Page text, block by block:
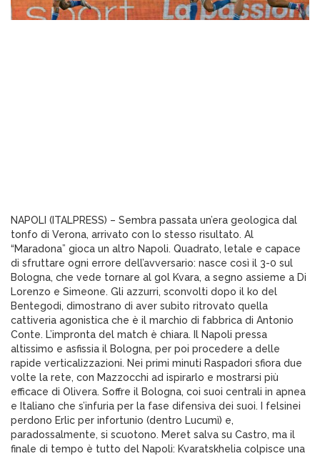
NAPOLI (ITALPRESS) – Sembra passata un’era geologica dal
tonfo di Verona, arrivato con lo stesso risultato. Al
“Maradona” gioca un altro Napoli. Quadrato, letale e capace
di sfruttare ogni errore dell’avversario: nasce così il 3-0 sul
Bologna, che vede tornare al gol Kvara, a segno assieme a Di
Lorenzo e Simeone. Gli azzurri, sconvolti dopo il ko del
Bentegodi, dimostrano di aver subito ritrovato quella
cattiveria agonistica che è il marchio di fabbrica di Antonio
Conte. L’impronta del match è chiara. Il Napoli pressa
altissimo e asfissia il Bologna, per poi procedere a delle
rapide verticalizzazioni. Nei primi minuti Raspadori sfiora due
volte la rete, con Mazzocchi ad ispirarlo e mostrarsi più
efficace di Olivera. Soffre il Bologna, coi suoi centrali in apnea
e Italiano che s’infuria per la fase difensiva dei suoi. I felsinei
perdono Erlic per infortunio (dentro Lucumì) e,
paradossalmente, si scuotono. Meret salva su Castro, ma il
finale di tempo è tutto del Napoli: Kvaratskhelia colpisce una